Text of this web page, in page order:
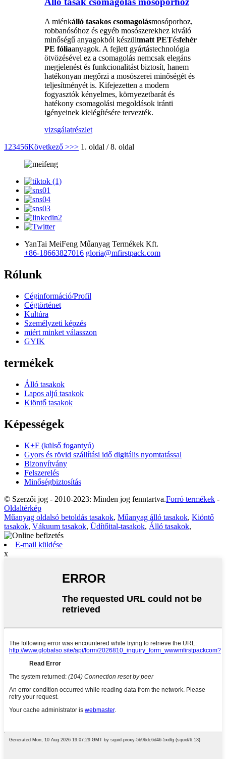
A miénkálló tasakos csomagolásmosóporhoz,
robbanósóhoz és egyéb mosószerekhez kiváló
minőségű anyagokból készültmatt PETésfehér
PE fóliaanyagok. A fejlett gyártástechnológia
ötvözésével ez a csomagolás nemcsak elegáns
megjelenést és funkcionalitást biztosít, hanem
hatékonyan megőrzi a mosószerei minőségét és
teljesítményét is. Kifejezetten a modern
fogyasztók kényelmes, környezetbarát és
hatékony csomagolási megoldások iránti
igényeinek kielégítésére tervezték.
vizsgálatrészlet
1 23456Következő >>> 1. oldal / 8. oldal
YanTai MeiFeng Műanyag Termékek Kft.
+86-18663827016 gloria@mfirstpack.com
Rólunk
Céginformáció/Profil
Cégtörténet
Kultúra
Személyzeti képzés
miért minket válasszon
GYIK
termékek
Álló tasakok
Lapos aljú tasakok
Kiöntő tasakok
Képességek
K+F (külső fogantyú)
Gyors és rövid szállítási idő digitális nyomtatással
Bizonyítvány
Felszerelés
Minőségbiztosítás
© Szerzői jog - 2010-2023: Minden jog fenntartva.Forró termékek -
Oldaltérkép
Műanyag oldalsó betoldás tasakok, Műanyag álló tasakok, Kiöntő
tasakok, Vákuum tasakok, Üdítőital-tasakok, Álló tasakok,
E-mail küldése
x